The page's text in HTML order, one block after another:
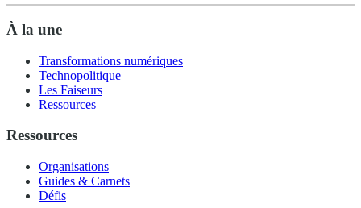
À la une
Transformations numériques
Technopolitique
Les Faiseurs
Ressources
Ressources
Organisations
Guides & Carnets
Défis